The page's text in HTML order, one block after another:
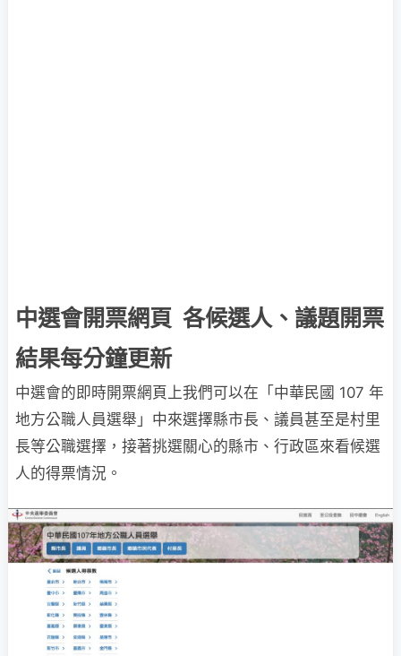
中選會開票網頁 各候選人、議題開票
結果每分鐘更新
中選會的即時開票網頁上我們可以在「中華民國 107 年
地方公職人員選舉」中來選擇縣市長、議員甚至是村里
長等公職選擇，接著挑選關心的縣市、行政區來看候選
人的得票情況。